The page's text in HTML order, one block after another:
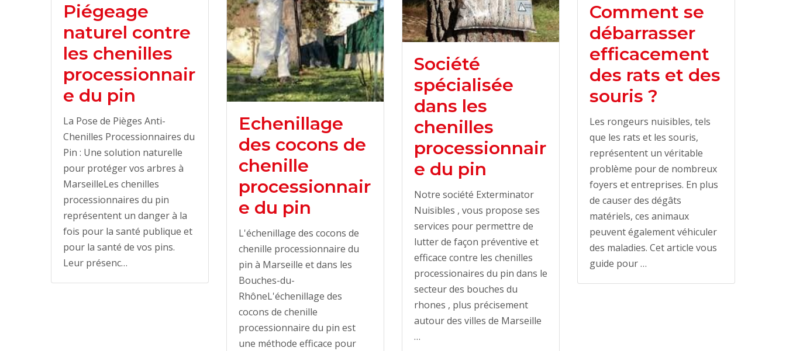
Piégeage
naturel contre
les chenilles
processionnair
e du pin
La Pose de Pièges Anti-
Chenilles Processionnaires du
Pin : Une solution naturelle
pour protéger vos arbres à
MarseilleLes chenilles
processionnaires du pin
représentent un danger à la
fois pour la santé publique et
pour la santé de vos pins.
Leur présenc…
Echenillage
des cocons de
chenille
processionnair
e du pin
L'échenillage des cocons de
chenille processionnaire du
pin à Marseille et dans les
Bouches-du-
RhôneL'échenillage des
cocons de chenille
processionnaire du pin est
une méthode efficace pour
Société
spécialisée
dans les
chenilles
processionnair
e du pin
Notre société Exterminator
Nuisibles , vous propose ses
services pour permettre de
lutter de façon préventive et
efficace contre les chenilles
processionaires du pin dans le
secteur des bouches du
rhones , plus précisement
autour des villes de Marseille
…
Comment se
débarrasser
efficacement
des rats et des
souris ?
Les rongeurs nuisibles, tels
que les rats et les souris,
représentent un véritable
problème pour de nombreux
foyers et entreprises. En plus
de causer des dégâts
matériels, ces animaux
peuvent également véhiculer
des maladies. Cet article vous
guide pour …